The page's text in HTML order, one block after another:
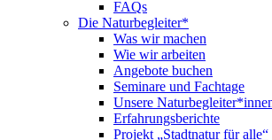
FAQs
Die Naturbegleiter*
Was wir machen
Wie wir arbeiten
Angebote buchen
Seminare und Fachtage
Unsere
Erfahrungsberichte
Projekt „Stadtnatur für alle“